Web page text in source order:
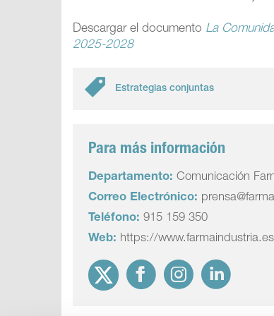
Descargar el documento La
2025-2028
Estrategias conjuntas
Para más información
Departamento: Comunicación
Correo Electrónico:
Teléfono: 915 159 350
Web: https://